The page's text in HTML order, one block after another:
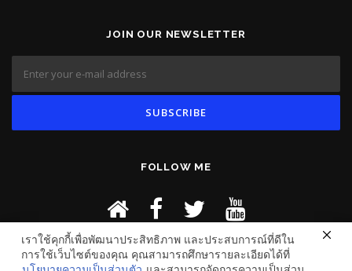
JOIN OUR NEWSLETTER
FOLLOW ME
เราใช้คุกกี้เพื่อพัฒนาประสิทธิภาพ และประสบการณ์ที่ดีใน
การใช้เว็บไซต์ของคุณ คุณสามารถศึกษารายละเอียดได้ที่